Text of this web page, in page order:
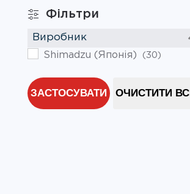
Фільтри
Виробник
Shimadzu (Японія)
(30)
ЗАСТОСУВАТИ ОЧИСТИТИ ВСІ